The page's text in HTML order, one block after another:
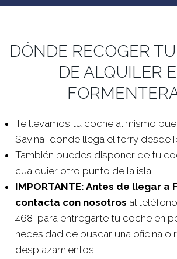
DÓNDE RECOGER
DE ALQUILER
Te llevamos tu coche al mismo
Savina, donde llega el ferry desde
También puedes disponer de tu
cualquier otro punto de la isla.
IMPORTANTE: Antes de llegar a
contacta con nosotros al
468 para entregarte tu coche en
necesidad de buscar una oficina o
desplazamientos.